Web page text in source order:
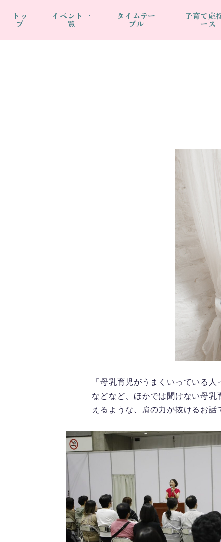
トッ
プ
イベント一
覧
タイムテー
ブル
子育て応
ース
「母乳育児がうまくいっている
などなど、ほかでは聞けない母
えるような、肩の力が抜けるお話